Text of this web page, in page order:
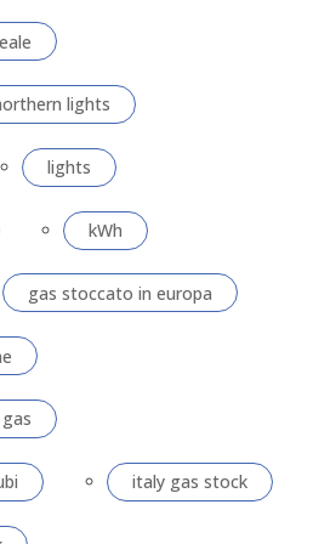
lights
lights
kWh
gas stoccato in europa
italy gas stock